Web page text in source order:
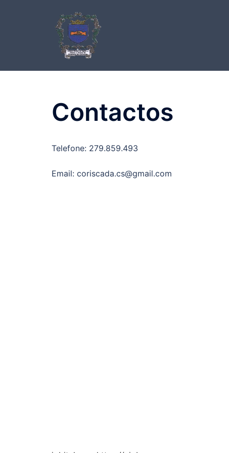
Contactos
Telefone: 279.859.493
Email: coriscada.cs@gmail.com